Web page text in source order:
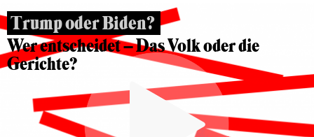
Trump oder Biden?
Wer entscheidet – Das Volk oder die
Gerichte?